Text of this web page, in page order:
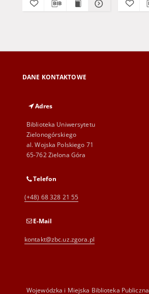
DANE KONTAKTOWE
Adres
Biblioteka Uniwersytetu
Zielonogórskiego
al. Wojska Polskiego 71
65-762 Zielona Góra
Telefon
(+48) 68 328 21 55
E-Mail
kontakt@zbc.uz.zgora.pl
Wojewódzka i Miejska Biblioteka Publiczna